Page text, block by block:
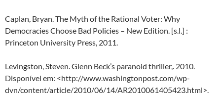
Caplan, Bryan. The Myth of the Rational Voter: Why
Democracies Choose Bad Policies – New Edition. [s.l.] :
Princeton University Press, 2011.
Levingston, Steven. Glenn Beck’s paranoid thriller,. 2010.
Disponível em: <http://www.washingtonpost.com/wp-
dyn/content/article/2010/06/14/AR2010061405423.html>.